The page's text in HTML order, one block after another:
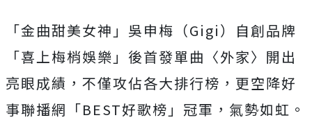
「金曲甜美女神」吳申梅（Gigi）自創品牌
「喜上梅梢娛樂」 後首發單曲〈外家〉開出
亮眼成績，不僅攻佔各大排行榜， 更空降好
事聯播網「BEST好歌榜」冠軍，氣勢如虹。